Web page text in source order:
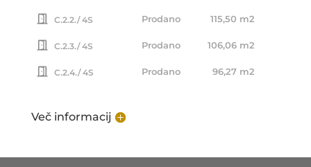
C.2.2./ 4S Prodano 115,50 m2
C.2.3./ 4S Prodano 106,06 m2
C.2.4./ 4S Prodano 96,27 m2
Več informacij